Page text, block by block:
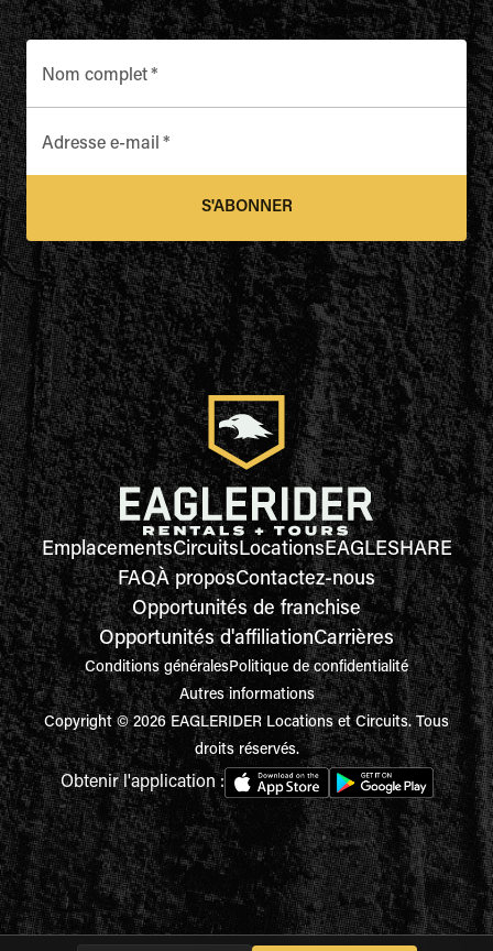
Nom complet*
Adresse e-mail *
S'ABONNER
EmplacementsCircuitsLocationsEAGLESHARE
FAQÀ proposContactez-nous
Opportunités de franchise
Opportunités d'affiliationCarrières
Conditions généralesPolitique de confidentialité
Autres informations
Copyright © 2026 EAGLERIDER Locations et Circuits. Tous
droits réservés.
Obtenir l'application :